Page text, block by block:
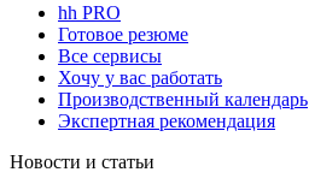
hh PRO
Готовое резюме
Все сервисы
Хочу у вас работать
Производственный календарь
Экспертная рекомендация
Новости и статьи